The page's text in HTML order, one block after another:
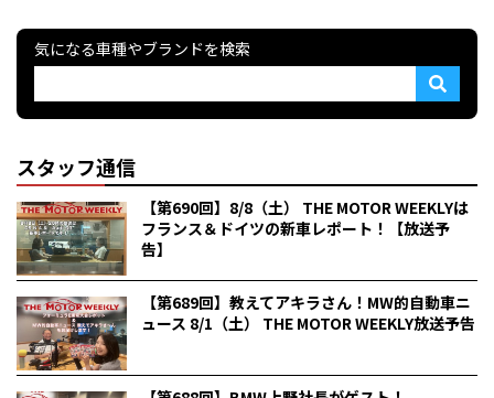
気になる車種やブランドを検索
スタッフ通信
【第690回】8/8（土） THE MOTOR WEEKLYは
フランス＆ドイツの新車レポート！【放送予
告】
【第689回】教えてアキラさん！MW的自動車ニ
ュース 8/1（土） THE MOTOR WEEKLY放送予告